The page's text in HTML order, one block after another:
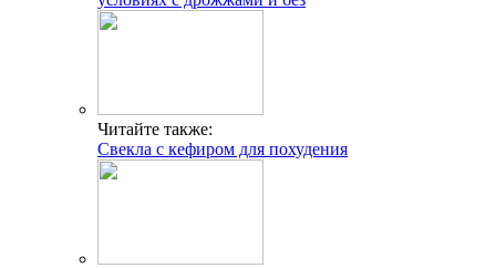
Читайте также:
Свекла с кефиром для похудения